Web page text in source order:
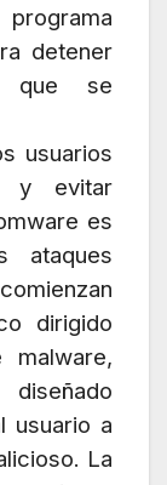
detener
que se
usuarios
y evitar
es
ataques
dirigido
malware,
usuario a
La